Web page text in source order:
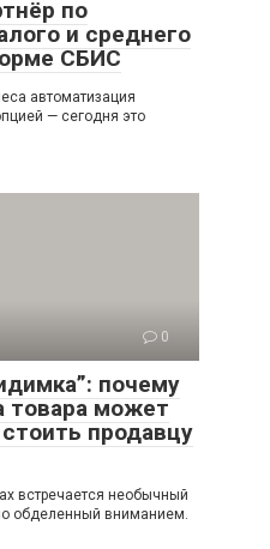
по
и среднего
СБИС
автоматизация
— сегодня это
0
почему
товара может
продавцу
встречается необычный
обделенный вниманием.